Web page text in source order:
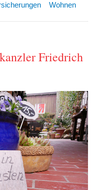
Wohnen
Friedrich